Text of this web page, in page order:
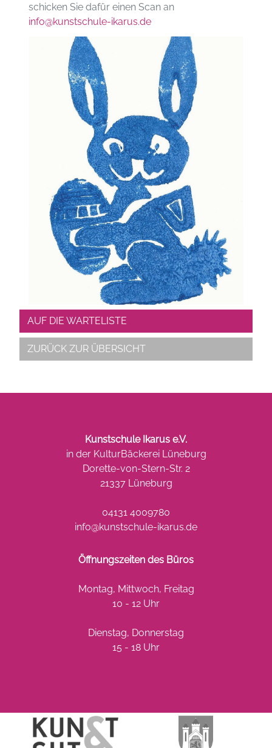
schicken Sie dafür einen Scan an
info@kunstschule-ikarus.de
AUF DIE WARTELISTE
ZURÜCK ZUR ÜBERSICHT
Kunstschule Ikarus e.V.
in der KulturBäckerei Lüneburg
Dorette-von-Stern-Str. 2
21337 Lüneburg
04131 4009780
info@kunstschule-ikarus.de
Öffnungszeiten des Büros
Montag, Mittwoch, Freitag
10 - 12 Uhr
Dienstag, Donnerstag
15 - 18 Uhr